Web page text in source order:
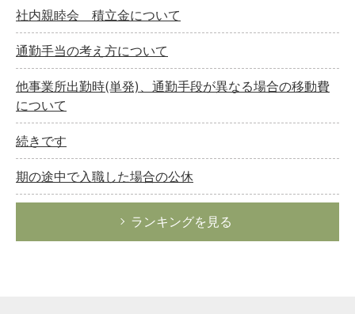
社内親睦会 積立金について
通勤手当の考え方について
他事業所出勤時(単発)、通勤手段が異なる場合の移動費
について
続きです
期の途中で入職した場合の公休
ランキングを見る